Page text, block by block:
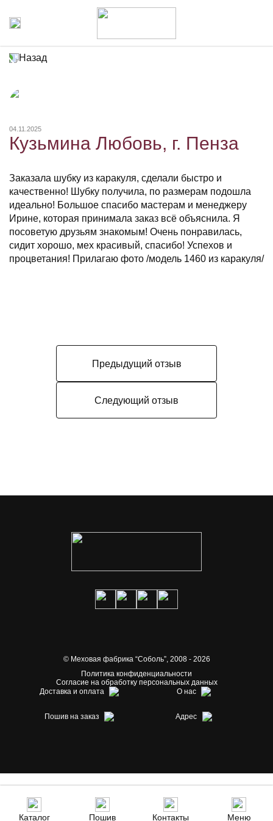
Назад
04.11.2025
Кузьмина Любовь, г. Пенза
Заказала шубку из каракуля, сделали быстро и
качественно! Шубку получила, по размерам подошла
идеально! Большое спасибо мастерам и менеджеру
Ирине, которая принимала заказ всё объяснила. Я
посоветую друзьям знакомым! Очень понравилась,
сидит хорошо, мех красивый, спасибо! Успехов и
процветания! Прилагаю фото /модель 1460 из каракуля/
Предыдущий отзыв
Следующий отзыв
© Меховая фабрика “Соболь”,2008 - 2026
Политика конфиденциальности
Согласие на обработку персональных данных
Доставка и оплата
О нас
Пошив на заказ Адрес
Каталог Пошив Контакты Меню